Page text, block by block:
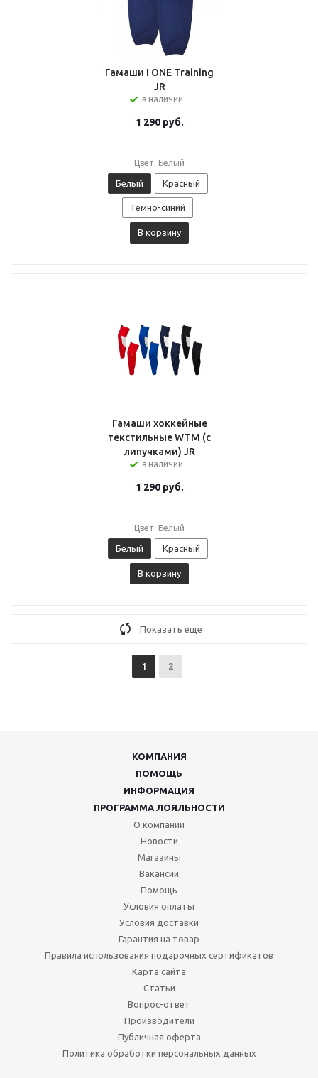
Гамаши I ONE Training
JR
в наличии
1 290руб.
Цвет: Белый
Белый Красный
Темно-синий
В корзину
Гамаши хоккейные
текстильные WTM (с
липучками) JR
в наличии
1 290руб.
Цвет: Белый
Белый Красный
В корзину
Показать еще
1 2
КОМПАНИЯ
ПОМОЩЬ
ИНФОРМАЦИЯ
ПРОГРАММА ЛОЯЛЬНОСТИ
О компании
Новости
Магазины
Вакансии
Помощь
Условия оплаты
Условия доставки
Гарантия на товар
Правила использования подарочных сертификатов
Карта сайта
Статьи
Вопрос-ответ
Производители
Публичная оферта
Политика обработки персональных данных